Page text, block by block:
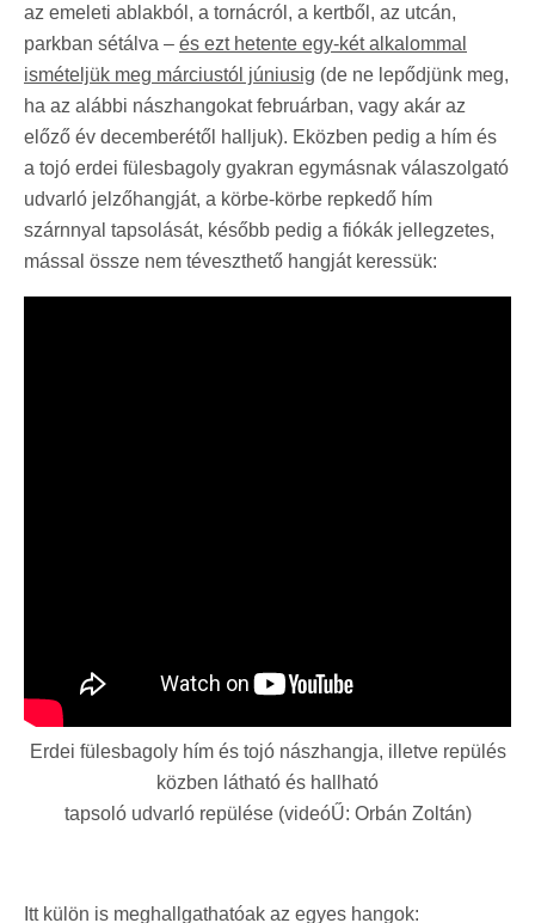
az emeleti ablakból, a tornácról, a kertből, az utcán,
parkban sétálva – és ezt hetente egy-két alkalommal
ismételjük meg márciustól júniusig (de ne lepődjünk meg,
ha az alábbi nászhangokat februárban, vagy akár az
előző év decemberétől halljuk). Eközben pedig a hím és
a tojó erdei fülesbagoly gyakran egymásnak válaszolgató
udvarló jelzőhangját, a körbe-körbe repkedő hím
szárnnyal tapsolását, később pedig a fiókák jellegzetes,
mással össze nem téveszthető hangját keressük:
Erdei fülesbagoly hím és tojó nászhangja, illetve repülés
közben látható és hallható
tapsoló udvarló repülése (videóŰ: Orbán Zoltán)
Itt külön is meghallgathatóak az egyes hangok: